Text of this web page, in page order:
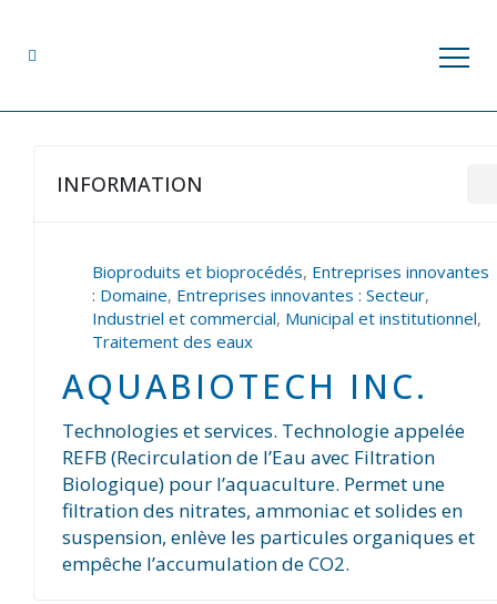
INFORMATION
Bioproduits et bioprocédés, Entreprises innovantes
: Domaine, Entreprises innovantes : Secteur,
Industriel et commercial, Municipal et institutionnel,
Traitement des eaux
AQUABIOTECH INC.
Technologies et services. Technologie appelée
REFB (Recirculation de l’Eau avec Filtration
Biologique) pour l’aquaculture. Permet une
filtration des nitrates, ammoniac et solides en
suspension, enlève les particules organiques et
empêche l’accumulation de CO2.